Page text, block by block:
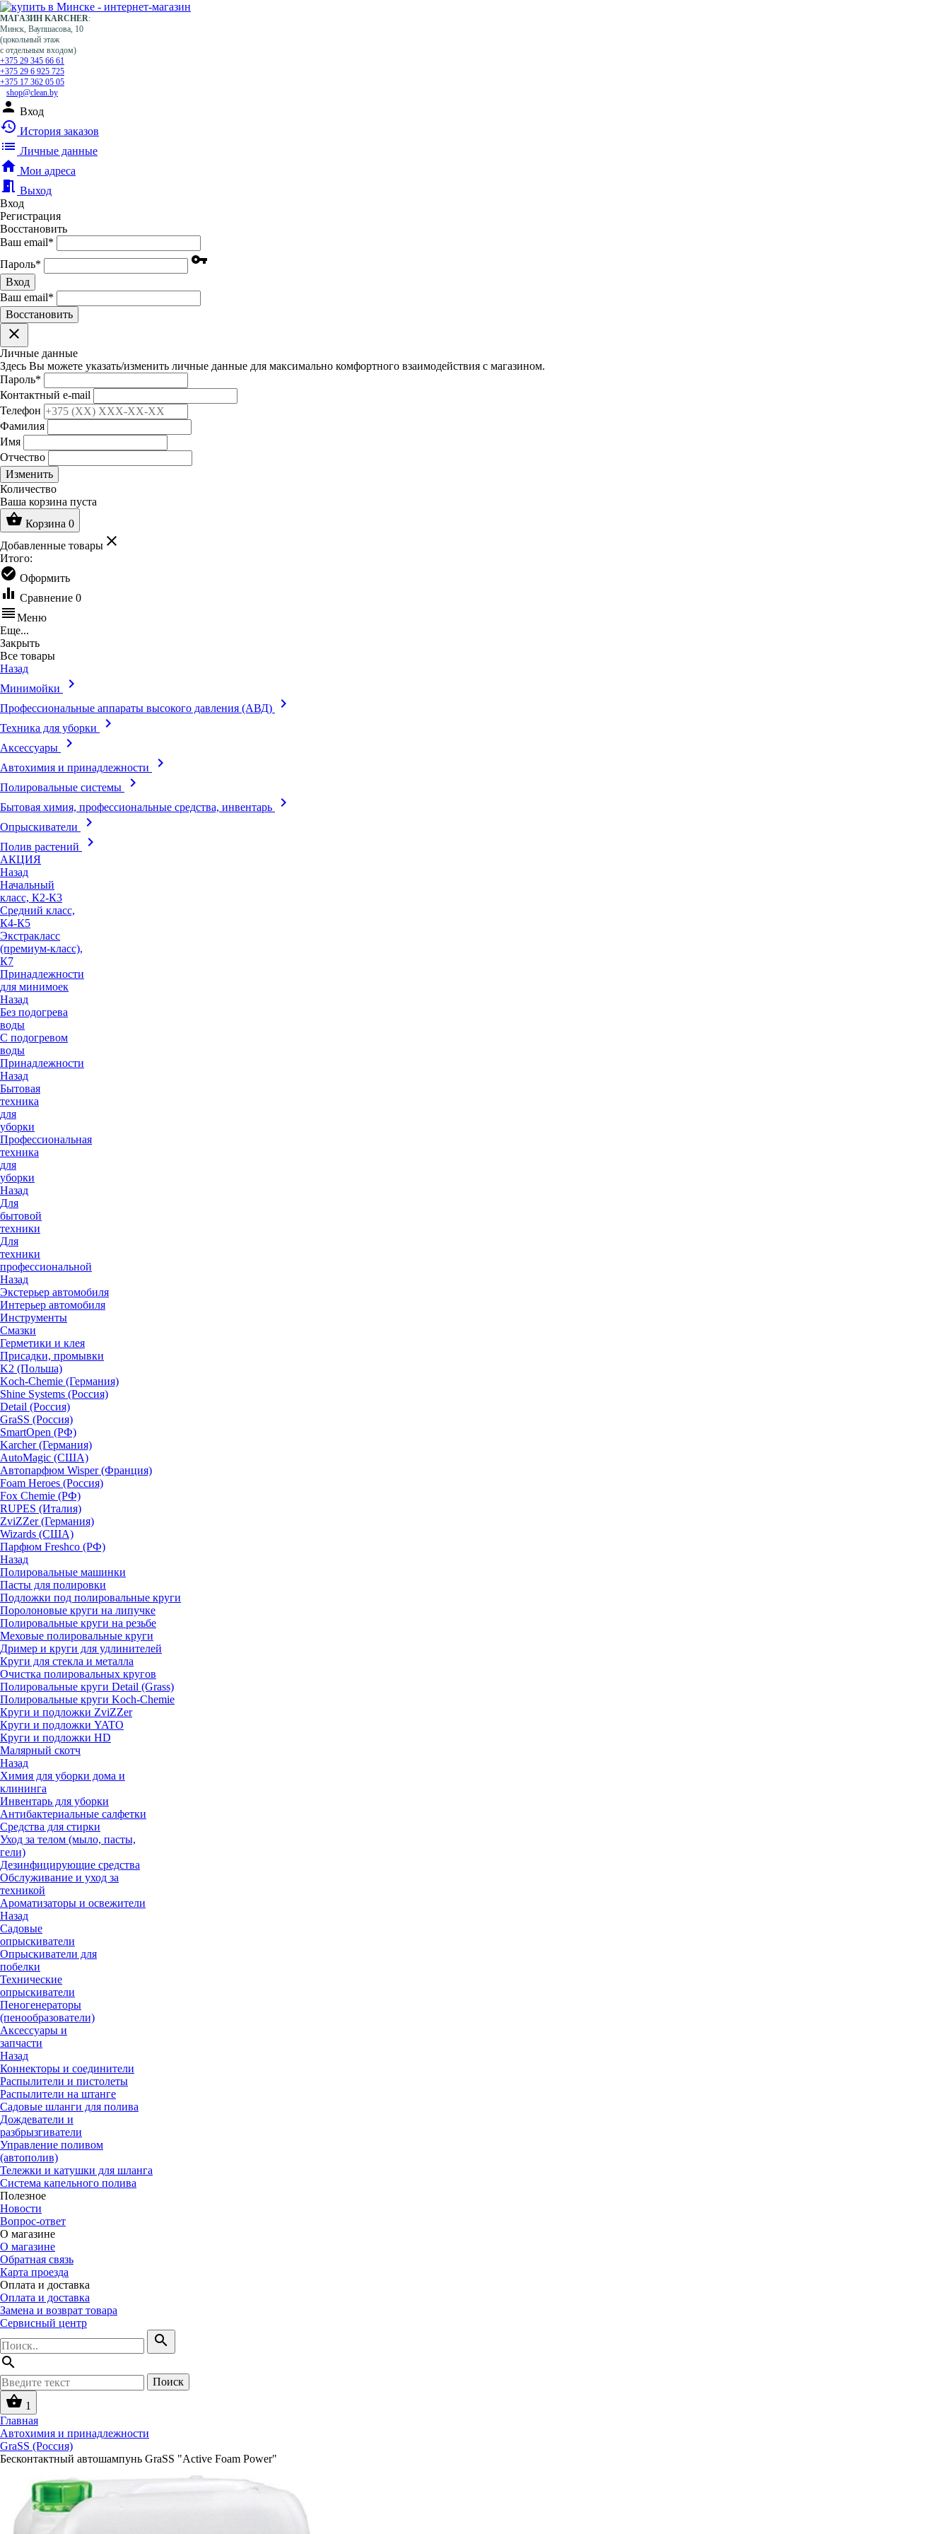
МАГАЗИН KARCHER:
Минск, Ваупшасова, 10
(цокольный этаж
с отдельным входом)
+375 29 345 66 61
+375 29 6 925 725
+375 17 362 05 05
shop@clean.by
person Вход
history История заказов
list Личные данные
home Мои адреса
meeting_room Выход
Вход
Регистрация
Восстановить
Ваш email*
Пароль* vpn_key
Вход
Ваш email*
Воcстановить
clear
Личные данные
Здесь Вы можете указать/изменить личные данные для максимально комфортного взаимодействия с магазином.
Пароль*
Контактный e-mail
Телефон
Фамилия
Имя
Отчество
Изменить
Количество
Ваша корзина пуста
shopping_basket Корзина 0
Добавленные товары clear
Итого:
check_circle Оформить
equalizer Сравнение 0
reorderМеню
Еще...
Закрыть
Все товары
Назад
Минимойки
keyboard_arrow_right
Профессиональные аппараты высокого давления (АВД) keyboard_arrow_right
Техника для уборки keyboard_arrow_right
Аксессуары keyboard_arrow_right
Автохимия и принадлежности keyboard_arrow_right
Полировальные системы keyboard_arrow_right
Бытовая химия, профессиональные средства, инвентарь keyboard_arrow_right
Опрыскиватели keyboard_arrow_right
Полив растений keyboard_arrow_right
АКЦИЯ
Назад
Начальный
класс, К2-К3
Средний класс,
К4-К5
Экстракласс
(премиум-класс),
К7
Принадлежности
для минимоек
Назад
Без подогрева
воды
С подогревом
воды
Принадлежности
Назад
Бытовая
техника
для
уборки
Профессиональная
техника
для
уборки
Назад
Для
бытовой
техники
Для
техники
профессиональной
Назад
Экстерьер автомобиля
Интерьер автомобиля
Инструменты
Смазки
Герметики и клея
Присадки, промывки
K2 (Польша)
Koch-Chemie (Германия)
Shine Systems (Россия)
Detail (Россия)
GraSS (Россия)
SmartOpen (РФ)
Karcher (Германия)
AutoMagic (США)
Автопарфюм Wisper (Франция)
Foam Heroes (Россия)
Fox Chemie (РФ)
RUPES (Италия)
ZviZZer (Германия)
Wizards (США)
Парфюм Freshco (РФ)
Назад
Полировальные машинки
Пасты для полировки
Подложки под полировальные круги
Поролоновые круги на липучке
Полировальные круги на резьбе
Меховые полировальные круги
Дример и круги для удлинителей
Круги для стекла и металла
Очистка полировальных кругов
Полировальные круги Detail (Grass)
Полировальные круги Koch-Chemie
Круги и подложки ZviZZer
Круги и подложки YATO
Круги и подложки HD
Малярный скотч
Назад
Химия для уборки дома и
клининга
Инвентарь для уборки
Антибактериальные салфетки
Средства для стирки
Уход за телом (мыло, пасты,
гели)
Дезинфицирующие средства
Обслуживание и уход за
техникой
Ароматизаторы и освежители
Назад
Садовые
опрыскиватели
Опрыскиватели для
побелки
Технические
опрыскиватели
Пеногенераторы
(пенообразователи)
Аксессуары и
запчасти
Назад
Коннекторы и соединители
Распылители и пистолеты
Распылители на штанге
Садовые шланги для полива
Дождеватели и
разбрызгиватели
Управление поливом
(автополив)
Тележки и катушки для шланга
Система капельного полива
Полезное
Новости
Вопрос-ответ
О магазине
О магазине
Обратная связь
Карта проезда
Оплата и доставка
Оплата и доставка
Замена и возврат товара
Сервисный центр
search
search
Поиск
shopping_basket 1
Главная
Автохимия и принадлежности
GraSS (Россия)
Бесконтактный автошампунь GraSS "Active Foam Power"